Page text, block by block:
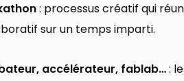
: processus créatif qui
sur un temps imparti.
accélérateur, fablab…: